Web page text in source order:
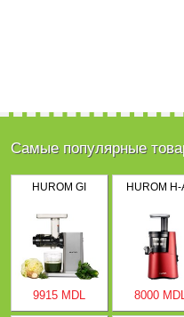
Самые популярные
HUROM GI
9915 MDL
HUROM H-
8000